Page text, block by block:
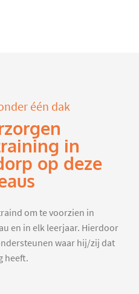
één dak
in
op deze
om te voorzien in
en in elk leerjaar. Hierdoor
waar hij/zij dat
heeft.